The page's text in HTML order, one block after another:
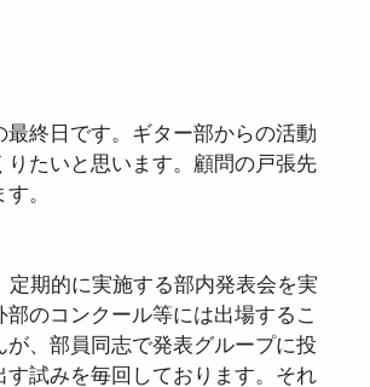
最終日です。ギター部からの活動
りたいと思います。顧問の戸張先
。
定期的に実施する部内発表会を実
部のコンクール等には出場するこ
が、部員同志で発表グループに投
す試みを毎回しております。それ